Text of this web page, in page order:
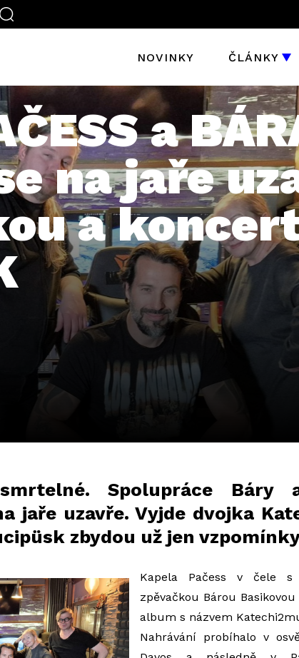
NOVINKY ČLÁNKY
a
na jaře
a
Spolupráce Báry
jaře uzavře. Vyjde dvojka
zbydou už jen
Kapela Pačess v čele s
zpěvačkou Bárou
album s názvem
Nahrávání probíhalo v